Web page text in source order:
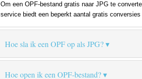
Om een OPF-bestand gratis naar JPG te
service biedt een beperkt aantal gratis
Hoe sla ik een OPF op als JPG?
Hoe open ik een OPF-bestand?